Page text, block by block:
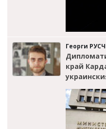
Георги
край